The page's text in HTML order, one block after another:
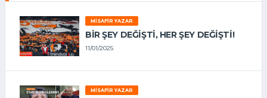
MISAFIR YAZAR
BIR ŞEY DEĞIŞTI, HER ŞEY DEĞIŞTI!
11/01/2025
MISAFIR YAZAR